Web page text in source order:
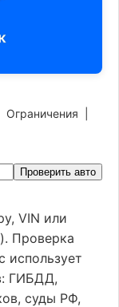
Ограничения
Проверить авто
VIN или
Проверка
использует
ГИБДД,
суды РФ,